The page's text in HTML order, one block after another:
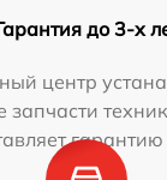
до 3-х
центр
запчасти
гарантию